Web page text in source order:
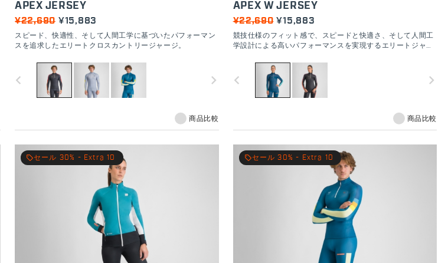
APEX JERSEY
¥22,690 ¥15,883
スピード、快適性、そして人間工学に基づいたパフォーマン
スを追求したエリートクロスカントリージャージ。
navigate_before navigate_next
商品比較
APEX W JERSEY
¥22,690 ¥15,883
競技仕様のフィット感で、スピードと快適さ、そして人間工
学設計による高いパフォーマンスを実現するエリートジャー
navigate_before navigate_next
商品比較
local_offerセール 30% - Extra 10 local_offerセール 30% - Extra 10